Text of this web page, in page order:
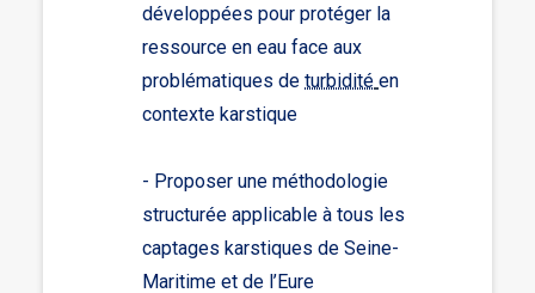
développées pour protéger la
ressource en eau face aux
problématiques deturbidité en
contexte karstique
- Proposer une méthodologie
structurée applicable à tous les
captages karstiques de Seine-
Maritime et de l’Eure